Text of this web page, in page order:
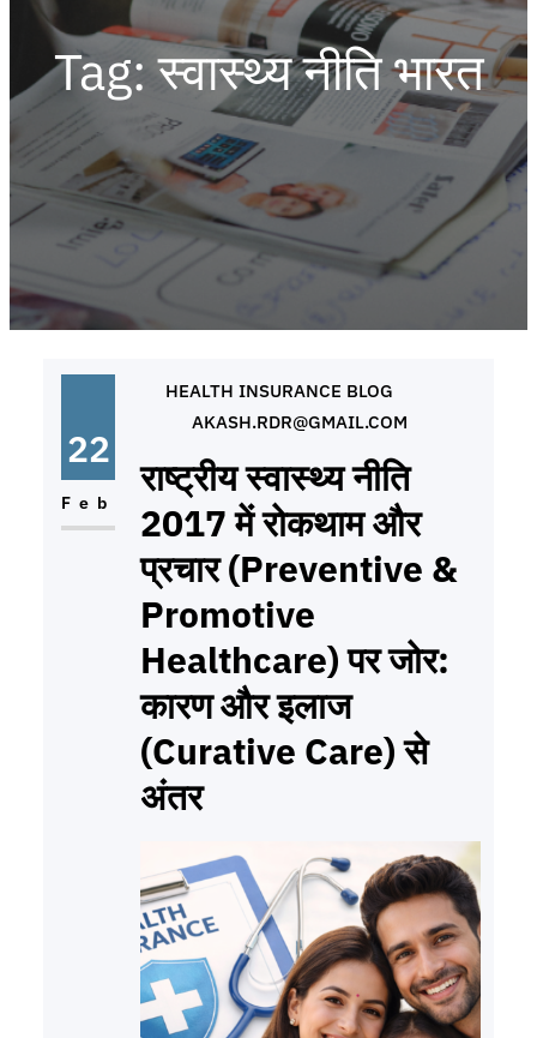
Tag:स्वास्थ्य नीति भारत
22
Feb
HEALTH INSURANCE BLOG
AKASH.RDR@GMAIL.COM
राष्ट्रीय स्वास्थ्य नीति
2017 में रोकथाम और
प्रचार (Preventive &
Promotive
Healthcare) पर जोर:
कारण और इलाज
(Curative Care) से
अंतर